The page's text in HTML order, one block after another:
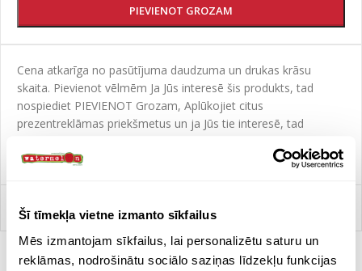
Šī tīmekļa vietne izmanto sīkfailus
Mēs izmantojam sīkfailus, lai personalizētu saturu un
reklāmas, nodrošinātu sociālo saziņas līdzekļu funkcijas
PIEVIENOT GROZAM
Cena atkarīga no pasūtījuma daudzuma un drukas krāsu
skaita. Pievienot vēlmēm Ja Jūs interesē šis produkts, tad
nospiediet PIEVIENOT Grozam, Aplūkojiet citus
prezentreklāmas priekšmetus un ja Jūs tie interesē, tad
un nosūtiet mums pieprasījumu.
Salīdzināt